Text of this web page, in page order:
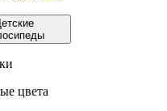
цвета